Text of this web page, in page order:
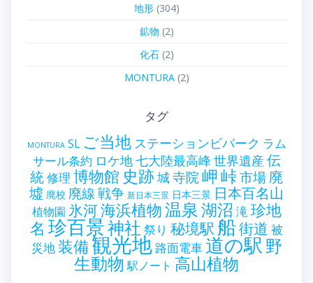
地形(304)
鉱物 (2)
化石(2)
MONTURA(2)
タグ
MONTURA SL ご当地 ステーションビバーク ラム
サール条約 ロケ地七大陸最高峰 世界遺産 伝
統修理 博物館 史跡城寺院岬峠市場 廃
墟 廃校 廃線戦争 新日本三景 日本三景 日本百名山
植物園 氷河海浜植物温泉湖沼 滝珍地
名 珍百景神社 祭り 秘境駅 船街道 被
災地装備観光地 路面電車道の駅 野
生動物 駅ノート 高山植物